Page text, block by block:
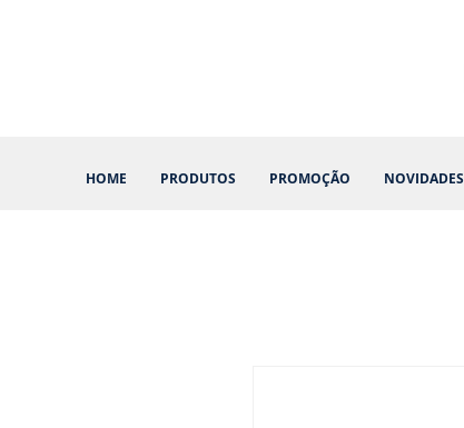
HOME PRODUTOS PROMOÇÃO NOVIDADES